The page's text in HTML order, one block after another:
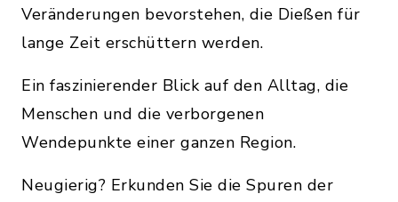
Veränderungen bevorstehen, die Dießen für
lange Zeit erschüttern werden.
Ein faszinierender Blick auf den Alltag, die
Menschen und die verborgenen
Wendepunkte einer ganzen Region.
Neugierig? Erkunden Sie die Spuren der